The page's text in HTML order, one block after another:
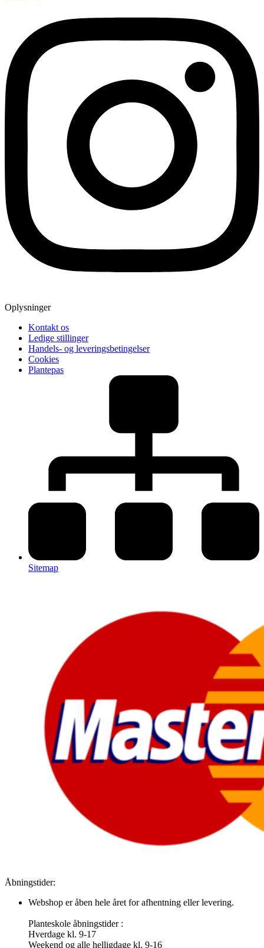
Oplysninger
Kontakt os
Ledige stillinger
Handels- og leveringsbetingelser
Cookies
Plantepas
Sitemap
Åbningstider:
Webshop er åben hele året for afhentning eller levering.
Planteskole åbningstider :
Hverdage kl. 9-17
Weekend og alle helligdage kl. 9-16